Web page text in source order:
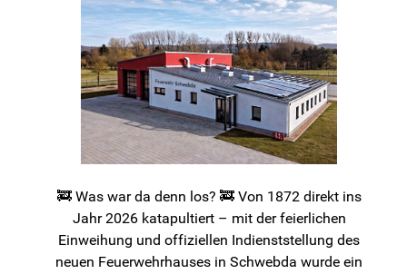
🚒 Was war da denn los? 🚒 Von 1872 direkt ins
Jahr 2026 katapultiert – mit der feierlichen
Einweihung und offiziellen Indienststellung des
neuen Feuerwehrhauses in Schwebda wurde ein